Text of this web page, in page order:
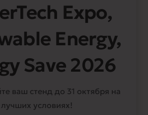
Expo,
Energy,
Save 2026
ваш стенд до 31 октября на
лучших условиях!